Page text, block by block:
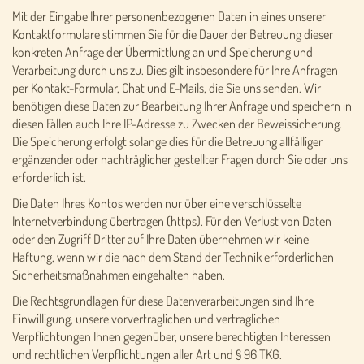
Mit der Eingabe Ihrer personenbezogenen Daten in eines unserer
Kontaktformulare stimmen Sie für die Dauer der Betreuung dieser
konkreten Anfrage der Übermittlung an und Speicherung und
Verarbeitung durch uns zu. Dies gilt insbesondere für Ihre Anfragen
per Kontakt-Formular, Chat und E-Mails, die Sie uns senden. Wir
benötigen diese Daten zur Bearbeitung Ihrer Anfrage und speichern in
diesen Fällen auch Ihre IP-Adresse zu Zwecken der Beweissicherung.
Die Speicherung erfolgt solange dies für die Betreuung allfälliger
ergänzender oder nachträglicher gestellter Fragen durch Sie oder uns
erforderlich ist.
Die Daten Ihres Kontos werden nur über eine verschlüsselte
Internetverbindung übertragen (https). Für den Verlust von Daten
oder den Zugriff Dritter auf Ihre Daten übernehmen wir keine
Haftung, wenn wir die nach dem Stand der Technik erforderlichen
Sicherheitsmaßnahmen eingehalten haben.
Die Rechtsgrundlagen für diese Datenverarbeitungen sind Ihre
Einwilligung, unsere vorvertraglichen und vertraglichen
Verpflichtungen Ihnen gegenüber, unsere berechtigten Interessen
und rechtlichen Verpflichtungen aller Art und § 96 TKG.